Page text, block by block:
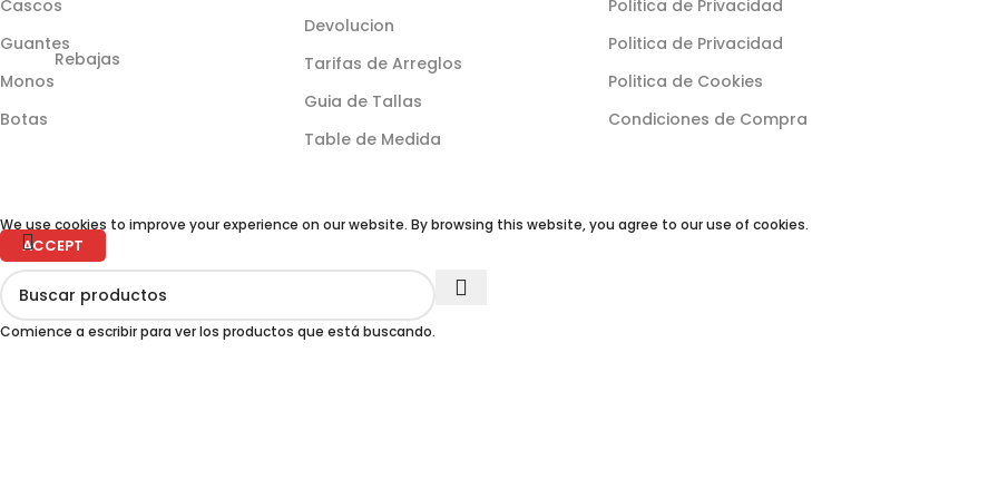
Cascos
Guantes
Monos
Rebajas
Botas
Devolucion
Tarifas de Arreglos
Guia de Tallas
Table de Medida
Politica de Privacidad
Politica de Privacidad
Politica de Cookies
Condiciones de Compra
Comience a escribir para ver los productos que está buscando.
We use cookies to improve your experience on our website. By browsing this website, you agree to our use of cookies.
ACCEPT